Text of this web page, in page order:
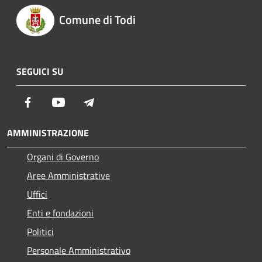
Comune di Todi
SEGUICI SU
Facebook Youtube
AMMINISTRAZIONE
Organi di Governo
Aree Amministrative
Uffici
Enti e fondazioni
Politici
Personale Amministrativo